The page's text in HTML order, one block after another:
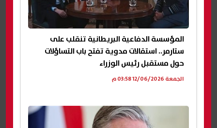
المؤسسة الدفاعية البريطانية تنقلب على
ستارمر.. استقالات مدوية تفتح باب التساؤلات
حول مستقبل رئيس الوزراء
الجمعة 12/06/2026 03:58 م